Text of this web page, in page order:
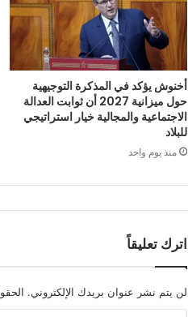
أخنوش يؤكد في المذكرة التوجيهية
حول ميزانية 2027 أن ثوابت العدالة
الاجتماعية والمجالية خيار استراتيجي
للبلاد
منذ يوم واحد
اترك تعليقاً
لن يتم نشر عنوان بريدك الإلكتروني.